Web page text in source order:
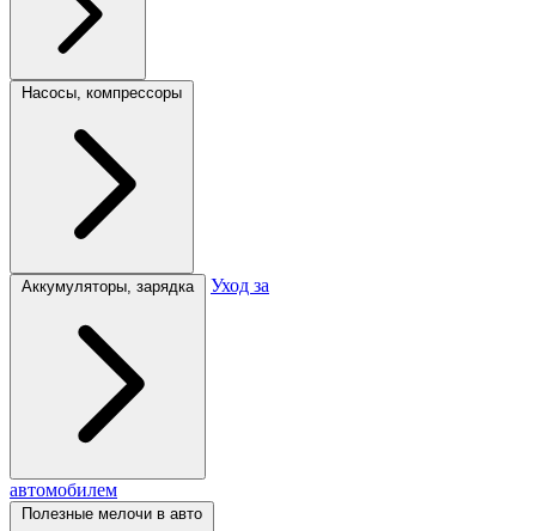
Насосы, компрессоры
Аккумуляторы, зарядка Уход за
автомобилем
Полезные мелочи в авто